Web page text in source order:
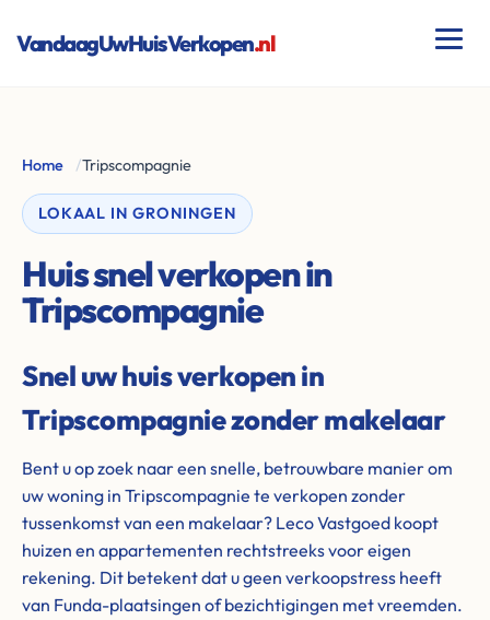
VandaagUwHuisVerkopen.nl
Home /Tripscompagnie
LOKAAL IN GRONINGEN
Huis snel verkopen in
Tripscompagnie
Snel uw huis verkopen in
Tripscompagnie zonder makelaar
Bent u op zoek naar een snelle, betrouwbare manier om
uw woning in Tripscompagnie te verkopen zonder
tussenkomst van een makelaar? Leco Vastgoed koopt
huizen en appartementen rechtstreeks voor eigen
rekening. Dit betekent dat u geen verkoopstress heeft
van Funda-plaatsingen of bezichtigingen met vreemden.